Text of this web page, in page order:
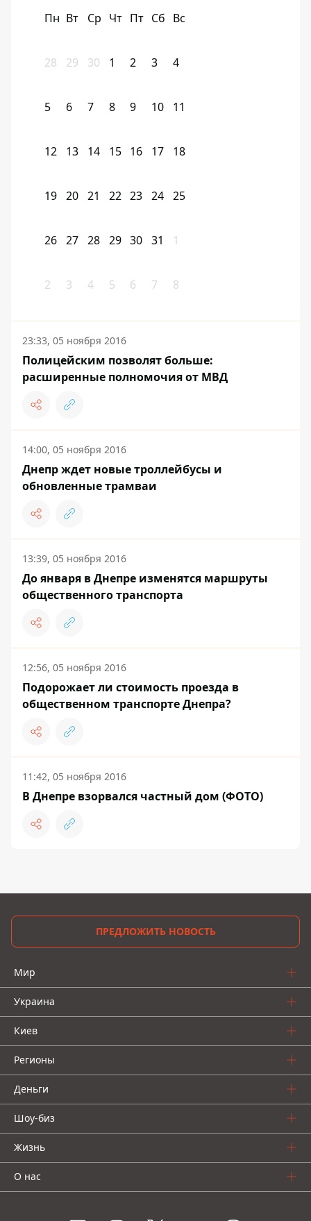
Пн Вт Ср Чт Пт Сб Вс
28 29 30 1 2 3 4
5 6 7 8 9 10 11
12 13 14 15 16 17 18
19 20 21 22 23 24 25
26 27 28 29 30 31 1
2 3 4 5 6 7 8
23:33, 05 ноября 2016
Полицейским позволят больше:
расширенные полномочия от МВД
14:00, 05 ноября 2016
Днепр ждет новые троллейбусы и
обновленные трамваи
13:39, 05 ноября 2016
До января в Днепре изменятся маршруты
общественного транспорта
12:56, 05 ноября 2016
Подорожает ли стоимость проезда в
общественном транспорте Днепра?
11:42, 05 ноября 2016
В Днепре взорвался частный дом (ФОТО)
ПРЕДЛОЖИТЬ НОВОСТЬ
Мир
Украина
Киев
Регионы
Деньги
Шоу-биз
Жизнь
О нас